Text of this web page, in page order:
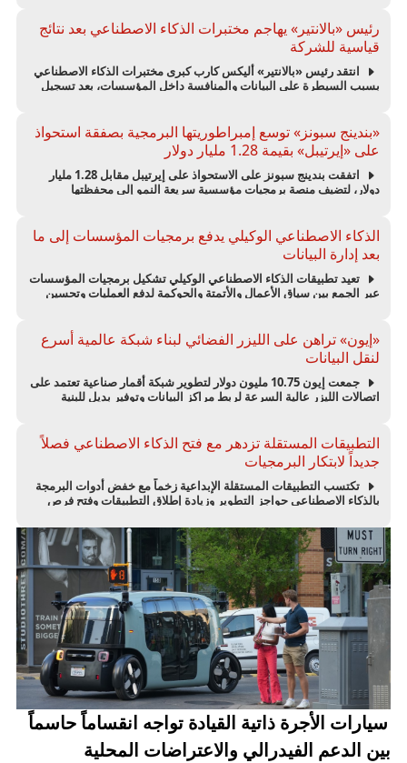
رئيس «بالانتير» يهاجم مختبرات الذكاء الاصطناعي بعد نتائج
قياسية للشركة
انتقد رئيس «بالانتير» أليكس كارب كبرى مختبرات الذكاء الاصطناعي
بسبب السيطرة على البيانات والمنافسة داخل المؤسسات، بعد تسجيل
«بندينج سبونز» توسع إمبراطوريتها البرمجية بصفقة استحواذ
على «إيرتيبل» بقيمة 1.28 مليار دولار
اتفقت بندينج سبونز على الاستحواذ على إيرتيبل مقابل 1.28 مليار
دولار، لتضيف منصة برمجيات مؤسسية سريعة النمو إلى محفظتها
الذكاء الاصطناعي الوكيلي يدفع برمجيات المؤسسات إلى ما
بعد إدارة البيانات
تعيد تطبيقات الذكاء الاصطناعي الوكيلي تشكيل برمجيات المؤسسات
عبر الجمع بين سياق الأعمال والأتمتة والحوكمة لدفع العمليات وتحسين
«إيون» تراهن على الليزر الفضائي لبناء شبكة عالمية أسرع
لنقل البيانات
جمعت إيون 10.75 مليون دولار لتطوير شبكة أقمار صناعية تعتمد على
اتصالات الليزر عالية السرعة لربط مراكز البيانات وتوفير بديل للبنية
التطبيقات المستقلة تزدهر مع فتح الذكاء الاصطناعي فصلاً
جديداً لابتكار البرمجيات
تكتسب التطبيقات المستقلة الإبداعية زخماً مع خفض أدوات البرمجة
بالذكاء الاصطناعي حواجز التطوير وزيادة إطلاق التطبيقات وفتح فرص
سيارات الأجرة ذاتية القيادة تواجه انقساماً حاسماً
بين الدعم الفيدرالي والاعتراضات المحلية